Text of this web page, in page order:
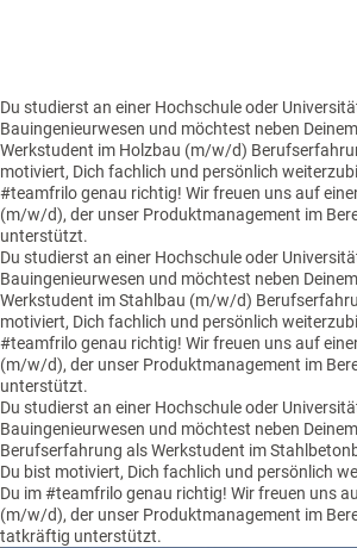
Du studierst an einer Hochschule oder
Bauingenieurwesen und möchtest neben
Werkstudent im Holzbau (m/w/d)
motiviert, Dich fachlich und persönlich
#teamfrilo genau richtig! Wir freuen uns auf
(m/w/d), der unser Produktmanagement im
unterstützt.
Du studierst an einer Hochschule oder
Bauingenieurwesen und möchtest neben
Werkstudent im Stahlbau (m/w/d)
motiviert, Dich fachlich und persönlich
#teamfrilo genau richtig! Wir freuen uns auf
(m/w/d), der unser Produktmanagement im
unterstützt.
Du studierst an einer Hochschule oder
Bauingenieurwesen und möchtest neben
Berufserfahrung als Werkstudent im
Du bist motiviert, Dich fachlich und persönlich
Du im #teamfrilo genau richtig! Wir freuen uns
(m/w/d), der unser Produktmanagement im
tatkräftig unterstützt.